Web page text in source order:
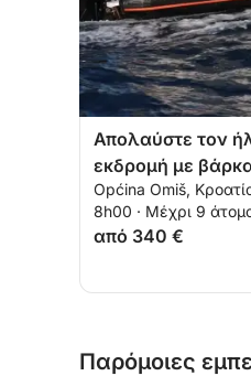
Απολαύστε τον
εκδρομή με
Općina Omiš,
8h00 · Μέχρι 9
από 340 €
Παρόμοιες